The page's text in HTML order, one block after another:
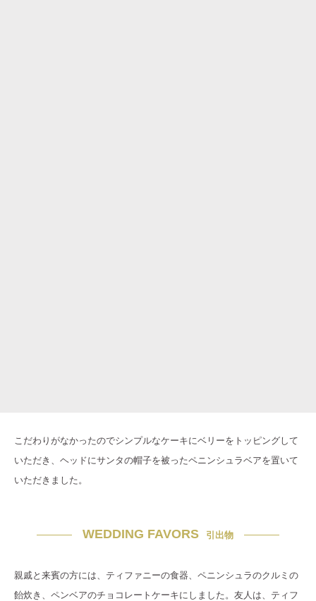
こだわりがなかったのでシンプルなケーキにベリーをトッピングして
いただき、ヘッドにサンタの帽子を被ったペニンシュラベアを置いて
いただきました。
WEDDING FAVORS 引出物
親戚と来賓の方には、ティファニーの食器、ペニンシュラのクルミの
飴炊き、ペンベアのチョコレートケーキにしました。友人は、ティフ